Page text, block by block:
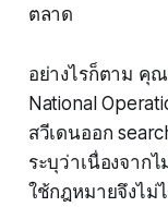
ตลาด
อย่างไรก็ตาม คุ
National
สวีเดนออก
ระบุว่าเนื่องจาก
ใช้กฎหมายจึงไม่